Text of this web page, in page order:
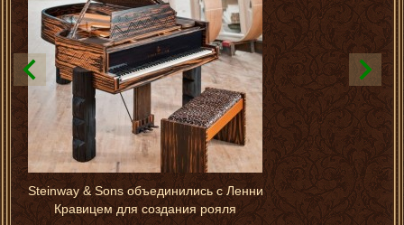
Steinway & Sons объединились с Ленни
Кравицем для создания рояля